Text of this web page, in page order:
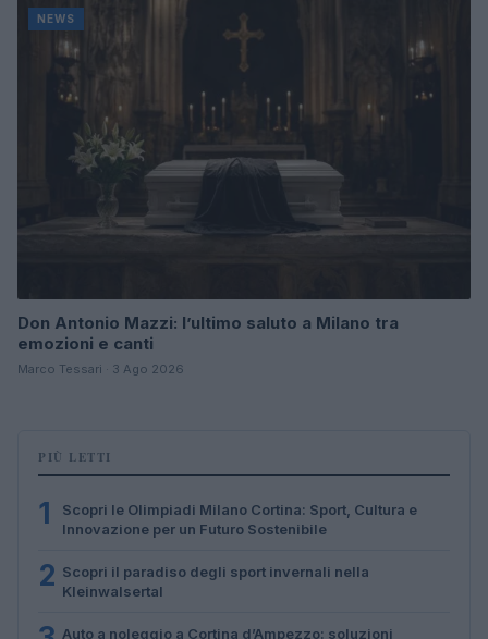
NEWS
Don Antonio Mazzi: l’ultimo saluto a Milano tra
emozioni e canti
Marco Tessari · 3 Ago 2026
PIÙ LETTI
1
Scopri le Olimpiadi Milano Cortina: Sport, Cultura e
Innovazione per un Futuro Sostenibile
2 Scopri il paradiso degli sport invernali nella
Kleinwalsertal
Auto a noleggio a Cortina d’Ampezzo: soluzioni